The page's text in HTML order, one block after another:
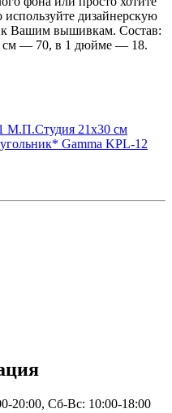
используйте дизайнерскую
к Вашим вышивкам. Состав:
см — 70, в 1 дюйме — 18.
М.П.Студия 21х30 см
Gamma KPL-12
20:00, Сб-Вс: 10:00-18:00